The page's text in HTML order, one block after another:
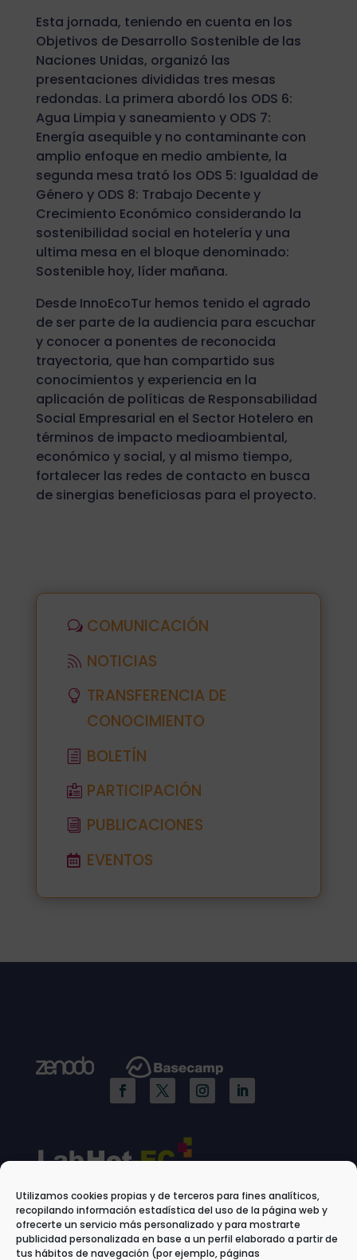
Utilizamos cookies propias y de terceros para fines analíticos,
recopilando información estadística del uso de la página web y
ofrecerte un servicio más personalizado y para mostrarte
publicidad personalizada en base a un perfil elaborado a partir de
tus hábitos de navegación (por ejemplo, páginas
Esta jornada, teniendo en cuenta en los
Objetivos de Desarrollo Sostenible de las
Naciones Unidas, organizó las
presentaciones divididas tres mesas
redondas. La primera abordó los ODS 6:
Agua Limpia y saneamiento y ODS 7:
Energía asequible y no contaminante con
amplio enfoque en medio ambiente, la
segunda mesa trató los ODS 5: Igualdad de
Género y ODS 8: Trabajo Decente y
Crecimiento Económico considerando la
sostenibilidad social en hotelería y una
ultima mesa en el bloque denominado:
Sostenible hoy, líder mañana.
Desde InnoEcoTur hemos tenido el agrado
de ser parte de la audiencia para escuchar
y conocer a ponentes de reconocida
trayectoria, que han compartido sus
conocimientos y experiencia en la
aplicación de políticas de Responsabilidad
Social Empresarial en el Sector Hotelero en
términos de impacto medioambiental,
económico y social, y al mismo tiempo,
fortalecer las redes de contacto en busca
de sinergias beneficiosas para el proyecto.
COMUNICACIÓN
NOTICIAS
TRANSFERENCIA DE
CONOCIMIENTO
BOLETÍN
PARTICIPACIÓN
PUBLICACIONES
EVENTOS